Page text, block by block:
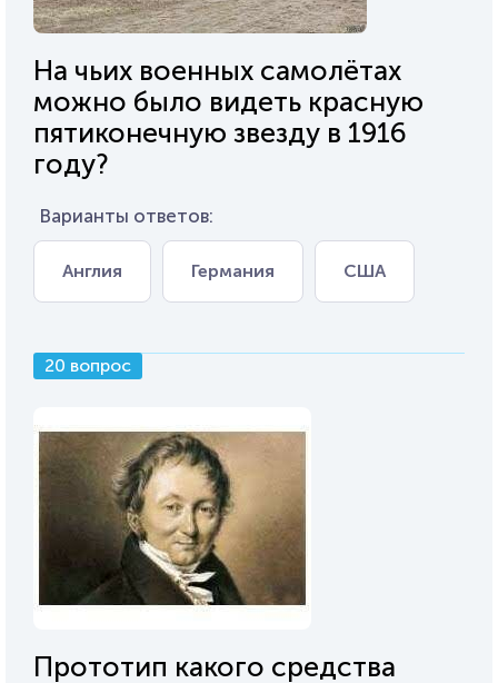
На чьих военных самолётах
можно было видеть красную
пятиконечную звезду в 1916
году?
Варианты ответов:
Англия Германия США
20 вопрос
Прототип какого средства